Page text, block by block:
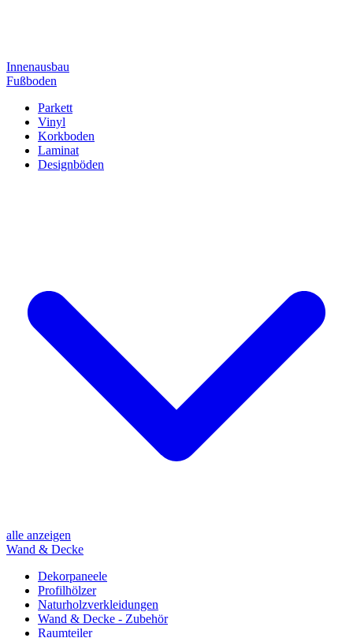
Innenausbau
Fußboden
Parkett
Vinyl
Korkboden
Laminat
Designböden
alle anzeigen
Wand & Decke
Dekorpaneele
Profilhölzer
Naturholzverkleidungen
Wand & Decke - Zubehör
Raumteiler